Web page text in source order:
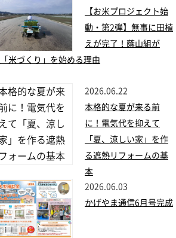
【お米プロジェクト始
動・第2弾】無事に田植
えが完了！蔭山組が
「米づくり」を始める理由
2026.06.22
本格的な夏が来る前
に！電気代を抑えて
「夏、涼しい家」を作
る遮熱リフォームの基
本
2026.06.03
かげやま通信6月号完成